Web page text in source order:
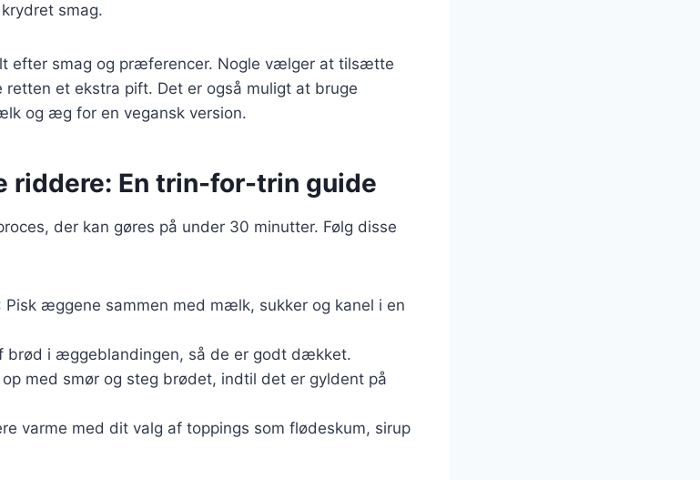
smag.
efter smag og præferencer. Nogle vælger at tilsætte
et ekstra pift. Det er også muligt at bruge
og æg for en vegansk version.
riddere: En trin-for-trin guide
der kan gøres på under 30 minutter. Følg disse
Pisk æggene sammen med mælk, sukker og kanel i en
brød i æggeblandingen, så de er godt dækket.
med smør og steg brødet, indtil det er gyldent på
varme med dit valg af toppings som flødeskum, sirup